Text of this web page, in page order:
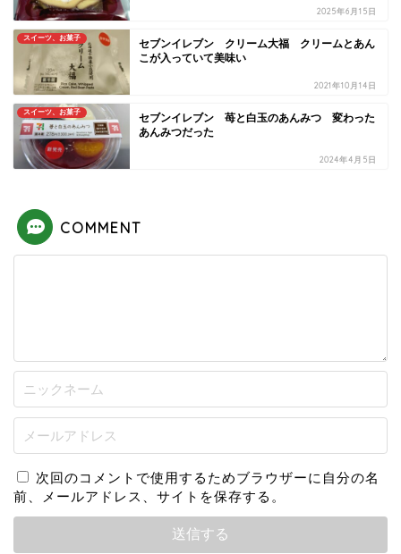
2025年6月15日
スイーツ、お菓子
セブンイレブン クリーム大福 クリームとあん
こが入っていて美味い
2021年10月14日
スイーツ、お菓子
セブンイレブン 苺と白玉のあんみつ 変わった
あんみつだった
2024年4月5日
COMMENT
次回のコメントで使用するためブラウザーに自分の名
前、メールアドレス、サイトを保存する。